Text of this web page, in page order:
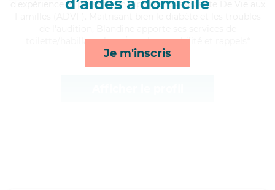
Je m'inscris
d'expérience et possède un diplôme d'Assistante De Vie aux
toilette/habillage, lever/coucher, mobilité et rappels*